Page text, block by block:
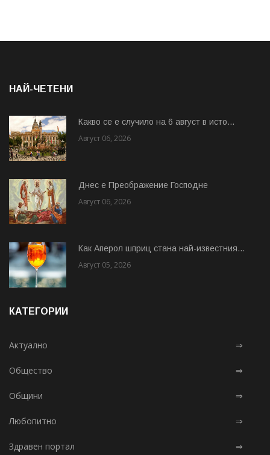
НАЙ-ЧЕТЕНИ
Какво се е случило на 6 август в исто...
Август 06, 2026
Днес е Преображение Господне
Август 06, 2026
Как Аперол шприц стана най-известния...
Август 05, 2026
КАТЕГОРИИ
Актуално ⇒
Общество ⇒
Общини ⇒
Любопитно ⇒
Здравен портал ⇒